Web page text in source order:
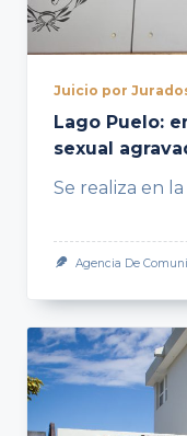
Juicio por
Lago Puelo:
sexual
Se realiza en la
Agencia De